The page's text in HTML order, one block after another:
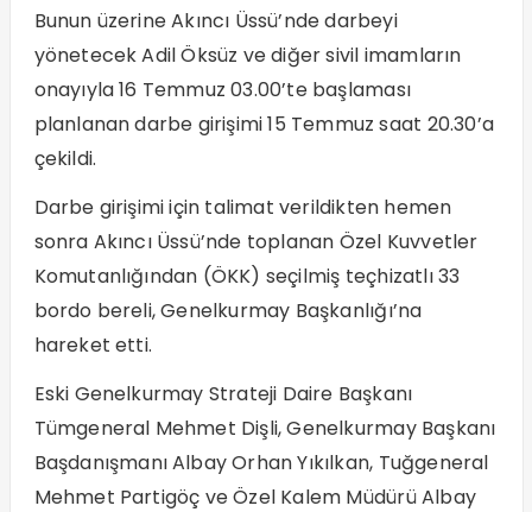
Bunun üzerine Akıncı Üssü’nde darbeyi
yönetecek Adil Öksüz ve diğer sivil imamların
onayıyla 16 Temmuz 03.00’te başlaması
planlanan darbe girişimi 15 Temmuz saat 20.30’a
çekildi.
Darbe girişimi için talimat verildikten hemen
sonra Akıncı Üssü’nde toplanan Özel Kuvvetler
Komutanlığından (ÖKK) seçilmiş teçhizatlı 33
bordo bereli, Genelkurmay Başkanlığı’na
hareket etti.
Eski Genelkurmay Strateji Daire Başkanı
Tümgeneral Mehmet Dişli, Genelkurmay Başkanı
Başdanışmanı Albay Orhan Yıkılkan, Tuğgeneral
Mehmet Partigöç ve Özel Kalem Müdürü Albay